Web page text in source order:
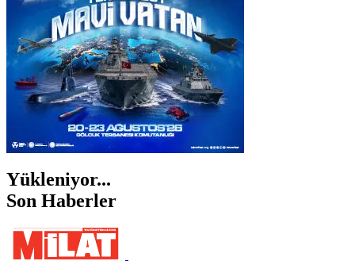
ŞIRNAK
Yükleniyor...
Son Haberler